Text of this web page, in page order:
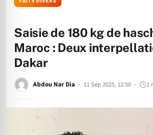
Saisie de 180 kg de
Maroc : Deux
Dakar
Abdou Nar Dia 11 Sep 2025, 12:50 1